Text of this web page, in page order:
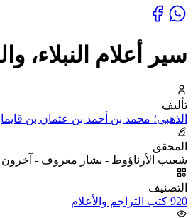
سير أعلام النبلاء،
تأليف
الذهبي؛ محمد بن أحمد بن عثمان بن
المحقق
شعيب الأرناؤوط - بشار معروف - آخرون
التصنيف
920 كتب التراجم والأعلام